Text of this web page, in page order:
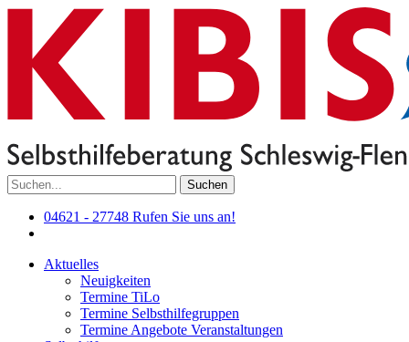
Suchen
04621 - 27748 Rufen Sie uns an!
Aktuelles
Neuigkeiten
Termine TiLo
Termine Selbsthilfegruppen
Termine Angebote Veranstaltungen